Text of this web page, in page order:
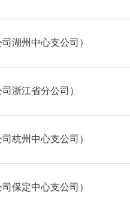
湖州中心支公司）
浙江省分公司）
杭州中心支公司）
保定中心支公司）